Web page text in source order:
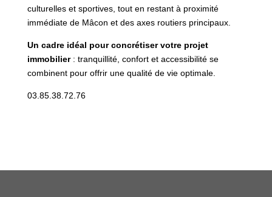
culturelles et sportives, tout en restant à proximité
immédiate de Mâcon et des axes routiers principaux.
Un cadre idéal pour concrétiser votre projet
immobilier: tranquillité, confort et accessibilité se
combinent pour offrir une qualité de vie optimale.
03.85.38.72.76